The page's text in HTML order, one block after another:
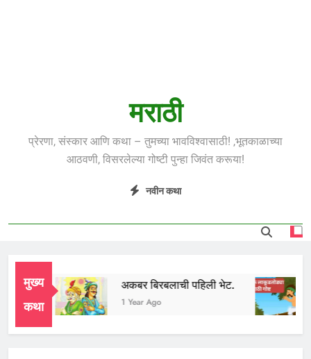
मराठी
प्रेरणा, संस्कार आणि कथा – तुमच्या भावविश्वासाठी! ,भूतकाळाच्या
आठवणी, विसरलेल्या गोष्टी पुन्हा जिवंत करूया!
नवीन कथा
मुख्य
कथा
Ago
अकबर बिरबलाची पहिली भेट.
1 Year Ago